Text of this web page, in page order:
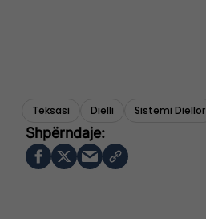
Teksasi Dielli Sistemi Diellor